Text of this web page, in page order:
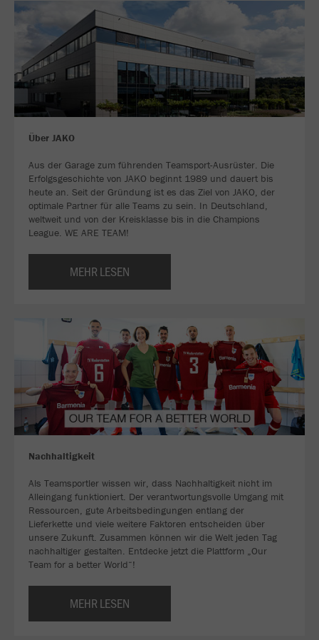
Über JAKO
Aus der Garage zum führenden Teamsport-Ausrüster. Die
Erfolgsgeschichte von JAKO beginnt 1989 und dauert bis
heute an. Seit der Gründung ist es das Ziel von JAKO, der
optimale Partner für alle Teams zu sein. In Deutschland,
weltweit und von der Kreisklasse bis in die Champions
League. WE ARE TEAM!
MEHR LESEN
Nachhaltigkeit
Als Teamsportler wissen wir, dass Nachhaltigkeit nicht im
Alleingang funktioniert. Der verantwortungsvolle Umgang mit
Ressourcen, gute Arbeitsbedingungen entlang der
Lieferkette und viele weitere Faktoren entscheiden über
unsere Zukunft. Zusammen können wir die Welt jeden Tag
nachhaltiger gestalten. Entdecke jetzt die Plattform „Our
Team for a better World“!
MEHR LESEN